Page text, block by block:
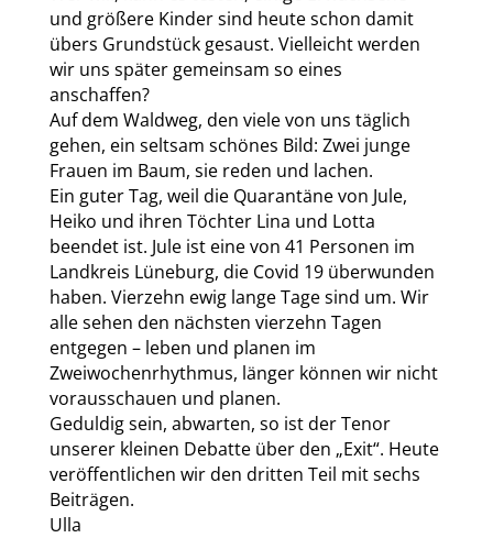
und größere Kinder sind heute schon damit
übers Grundstück gesaust. Vielleicht werden
wir uns später gemeinsam so eines
anschaffen?
Auf dem Waldweg, den viele von uns täglich
gehen, ein seltsam schönes Bild: Zwei junge
Frauen im Baum, sie reden und lachen.
Ein guter Tag, weil die Quarantäne von Jule,
Heiko und ihren Töchter Lina und Lotta
beendet ist. Jule ist eine von 41 Personen im
Landkreis Lüneburg, die Covid 19 überwunden
haben. Vierzehn ewig lange Tage sind um. Wir
alle sehen den nächsten vierzehn Tagen
entgegen – leben und planen im
Zweiwochenrhythmus, länger können wir nicht
vorausschauen und planen.
Geduldig sein, abwarten, so ist der Tenor
unserer kleinen Debatte über den „Exit“. Heute
veröffentlichen wir den dritten Teil mit sechs
Beiträgen.
Ulla